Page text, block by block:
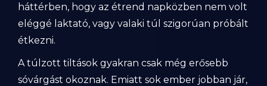
háttérben, hogy az étrend napközben nem volt
eléggé laktató, vagy valaki túl szigorúan próbált
étkezni.
A túlzott tiltások gyakran csak még erősebb
sóvárgást okoznak. Emiatt sok ember jobban jár,